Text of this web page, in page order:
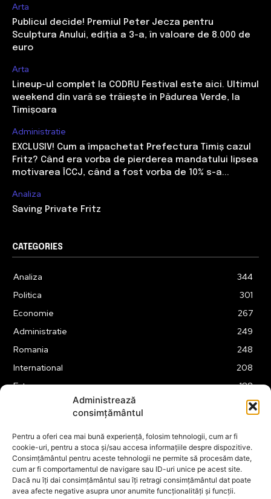
Administrează
consimțământul
Pentru a oferi cea mai bună experiență, folosim tehnologii, cum ar fi
cookie-uri, pentru a stoca și/sau accesa informațiile despre dispozitive.
Consimțământul pentru aceste tehnologii ne permite să procesăm date,
cum ar fi comportamentul de navigare sau ID-uri unice pe acest site.
Dacă nu îți dai consimțământul sau îți retragi consimțământul dat poate
avea afecte negative asupra unor anumite funcționalități și funcții.
Arta
Publicul decide! Premiul Peter Jecza pentru
Sculptura Anului, ediția a 3-a, în valoare de 8.000 de
euro
Arta
Lineup-ul complet la CODRU Festival este aici. Ultimul
weekend din vară se trăiește în Pădurea Verde, la
Timișoara
Administratie
EXCLUSIV! Cum a împachetat Prefectura Timiș cazul
Fritz? Când era vorba de pierderea mandatului lipsea
motivarea ÎCCJ, când a fost vorba de 10% s-a...
Analiza
Saving Private Fritz
CATEGORIES
Analiza
344
Politica
301
Economie
267
Administratie
249
Romania
248
International
208
Externe
188
175
Tehnologie
Financiar
160
ABUZURI
158
Social